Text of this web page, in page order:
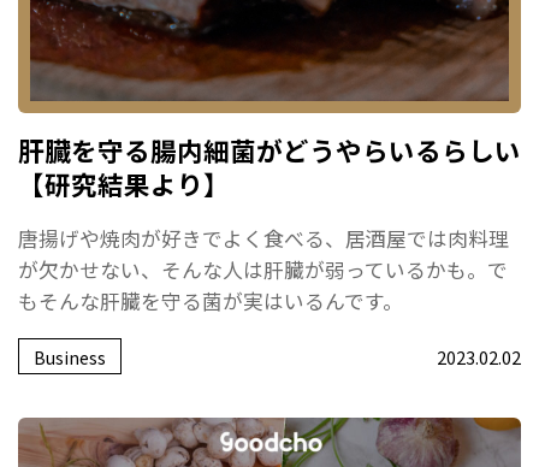
肝臓を守る腸内細菌がどうやらいるらしい
【研究結果より】
唐揚げや焼肉が好きでよく食べる、居酒屋では肉料理
が欠かせない、そんな人は肝臓が弱っているかも。で
もそんな肝臓を守る菌が実はいるんです。
Business 2023.02.02